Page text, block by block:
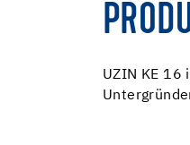
UZIN KE 16